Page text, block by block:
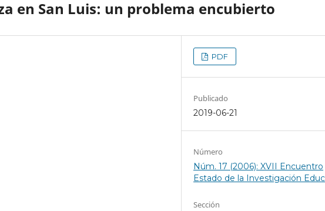
en San Luis: un problema encubierto
PDF
Publicado
2019-06-21
Número
Núm. 17 (2006): XVII Encuentro
Estado de la Investigación
Sección